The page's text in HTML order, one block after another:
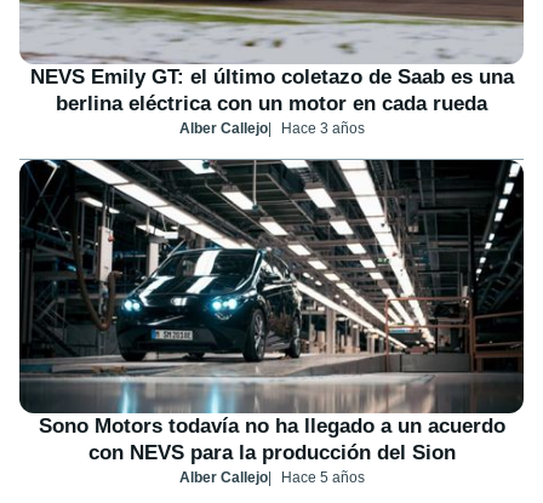
NEVS Emily GT: el último coletazo de Saab es una
berlina eléctrica con un motor en cada rueda
Alber Callejo Hace 3 años
Sono Motors todavía no ha llegado a un acuerdo
con NEVS para la producción del Sion
Alber Callejo Hace 5 años